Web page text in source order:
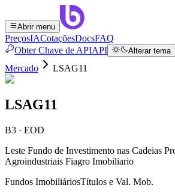
Abrir menu
PreçosIACotaçõesDocsFAQ
Obter Chave de APIAPI Alterar tema
Mercado LSAG11
LSAG11
B3 · EOD
Leste Fundo de Investimento nas Cadeias
Agroindustriais Fiagro Imobiliario
Fundos ImobiliáriosTítulos e Val. Mob.